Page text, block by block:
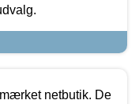
netbutik. De